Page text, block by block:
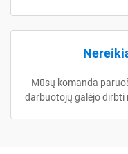
Mūsų komanda
darbuotojų galėjo dirbti